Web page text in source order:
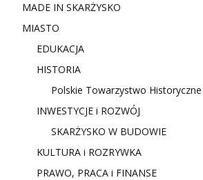
MADE IN SKARŻYSKO
MIASTO
EDUKACJA
HISTORIA
Polskie Towarzystwo Historyczne
INWESTYCJE i ROZWÓJ
SKARŻYSKO W BUDOWIE
KULTURA i ROZRYWKA
PRAWO, PRACA i FINANSE